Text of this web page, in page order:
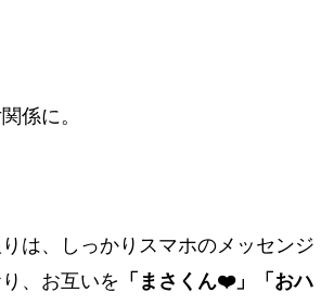
係に。
は、しっかりスマホのメッセンジ
、お互いを
「まさくん❤️」「おハ